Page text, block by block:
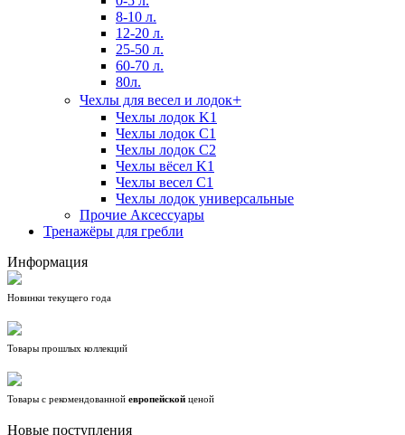
8-10 л.
12-20 л.
25-50 л.
60-70 л.
80л.
Чехлы для весел и лодок+
Чехлы лодок K1
Чехлы лодок C1
Чехлы лодок C2
Чехлы вёсел K1
Чехлы весел C1
Чехлы лодок универсальные
Прочие Аксессуары
Тренажёры для гребли
Информация
Новинки текущего года
Товары прошлых коллекций
Товары с рекомендованной европейской ценой
Новые поступления